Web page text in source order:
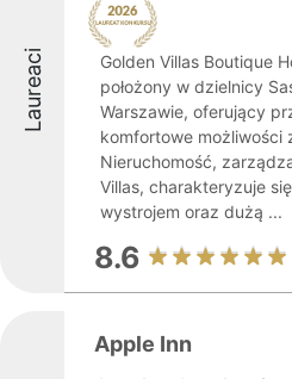
Laureaci
Golden Villas Boutique
położony w dzielnicy
Warszawie, oferujący
komfortowe możliwości
Nieruchomość,
Villas, charakteryzuje
wystrojem oraz dużą ...
8.6
Apple Inn